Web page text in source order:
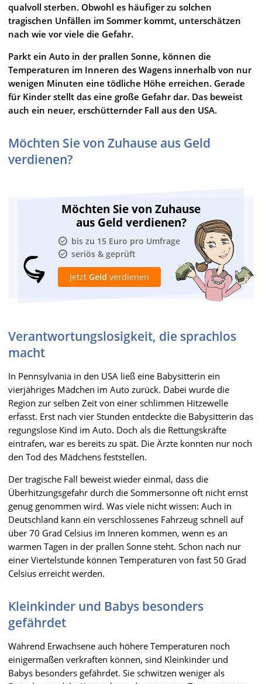
qualvoll sterben. Obwohl es häufiger zu solchen
tragischen Unfällen im Sommer kommt, unterschätzen
nach wie vor viele die Gefahr.
Parkt ein Auto in der prallen Sonne, können die
Temperaturen im Inneren des Wagens innerhalb von nur
wenigen Minuten eine tödliche Höhe erreichen. Gerade
für Kinder stellt das eine große Gefahr dar. Das beweist
auch ein neuer, erschütternder Fall aus den USA.
Möchten Sie von Zuhause aus Geld
verdienen?
Möchten Sie von Zuhause
aus Geld verdienen?
bis zu 15 Euro pro Umfrage
seriös & geprüft
Jetzt Geld verdienen
Verantwortungslosigkeit, die sprachlos
macht
In Pennsylvania in den USA ließ eine Babysitterin ein
vierjähriges Mädchen im Auto zurück. Dabei wurde die
Region zur selben Zeit von einer schlimmen Hitzewelle
erfasst. Erst nach vier Stunden entdeckte die Babysitterin das
regungslose Kind im Auto. Doch als die Rettungskräfte
eintrafen, war es bereits zu spät. Die Ärzte konnten nur noch
den Tod des Mädchens feststellen.
Der tragische Fall beweist wieder einmal, dass die
Überhitzungsgefahr durch die Sommersonne oft nicht ernst
genug genommen wird. Was viele nicht wissen: Auch in
Deutschland kann ein verschlossenes Fahrzeug schnell auf
über 70 Grad Celsius im Inneren kommen, wenn es an
warmen Tagen in der prallen Sonne steht. Schon nach nur
einer Viertelstunde können Temperaturen von fast 50 Grad
Celsius erreicht werden.
Kleinkinder und Babys besonders
gefährdet
Während Erwachsene auch höhere Temperaturen noch
einigermaßen verkraften können, sind Kleinkinder und
Babys besonders gefährdet. Sie schwitzen weniger als